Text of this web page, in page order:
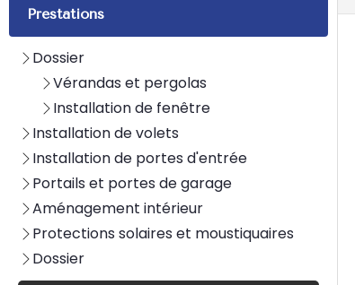
Prestations
Dossier
Vérandas et pergolas
Installation de fenêtre
Installation de volets
Installation de portes d'entrée
Portails et portes de garage
Aménagement intérieur
Protections solaires et moustiquaires
Dossier